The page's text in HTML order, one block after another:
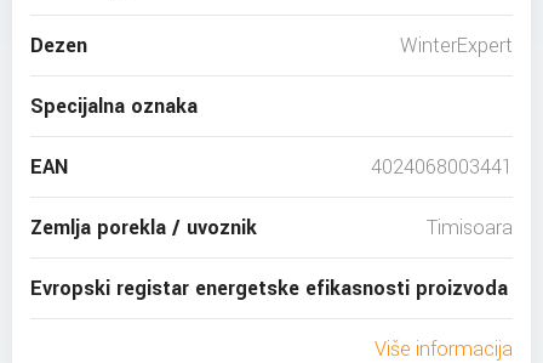
Dezen WinterExpert
Specijalna oznaka
EAN 4024068003441
Zemlja porekla / uvoznik Timisoara
Evropski registar energetske efikasnosti proizvoda
Više informacija